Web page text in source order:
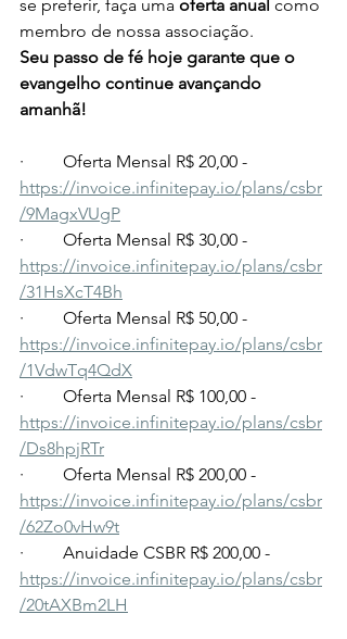
se preferir, faça uma oferta anual como
membro de nossa associação.
Seu passo de fé hoje garante que o
evangelho continue avançando
amanhã!
·         Oferta Mensal R$ 20,00 -
https://invoice.infinitepay.io/plans/csbr
/9MagxVUgP
·         Oferta Mensal R$ 30,00 -
https://invoice.infinitepay.io/plans/csbr
/31HsXcT4Bh
·         Oferta Mensal R$ 50,00 -
https://invoice.infinitepay.io/plans/csbr
/1VdwTq4QdX
·         Oferta Mensal R$ 100,00 -
https://invoice.infinitepay.io/plans/csbr
/Ds8hpjRTr
·         Oferta Mensal R$ 200,00 -
https://invoice.infinitepay.io/plans/csbr
/62Zo0vHw9t
·         Anuidade CSBR R$ 200,00 -
https://invoice.infinitepay.io/plans/csbr
/20tAXBm2LH